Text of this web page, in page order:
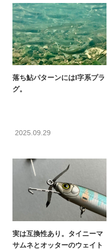
落ち鮎パターンにはI字系プラ
グ。
2025.09.29
実は互換性あり。タイニーマ
サムネとオッターのウェイト